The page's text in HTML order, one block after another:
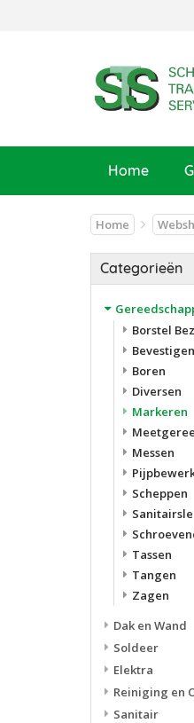
Home
Home
Categorieën
Borstel
Bevestigen
Boren
Diversen
Markeren
Messen
Scheppen
Tassen
Tangen
Zagen
Dak en Wand
Soldeer
Elektra
Reiniging en
Sanitair